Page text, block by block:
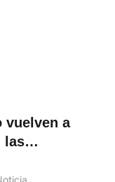
vuelven a
las